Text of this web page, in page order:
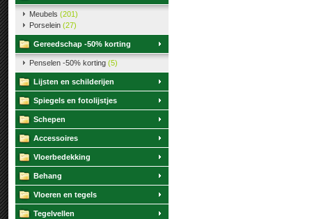
Meubels (201)
Porselein (27)
Gereedschap -50% korting
Penselen -50% korting (5)
Lijsten en schilderijen
Spiegels en fotolijstjes
Schepen
Accessoires
Vloerbedekking
Behang
Vloeren en tegels
Tegelvellen